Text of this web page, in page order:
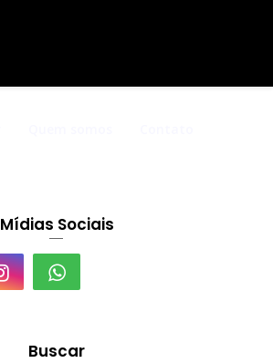
Mídias Sociais
Buscar